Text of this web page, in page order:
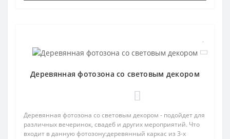
Деревянная фотозона со световым декором
Деревянная фотозона со световым декором - подойдет для
различных вечеринок, свадеб и других мероприятий. Что
входит в данную фотозону:деревянный каркас из 3-х